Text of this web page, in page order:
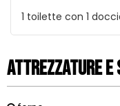
1 toilette con 1
Attrezzature e